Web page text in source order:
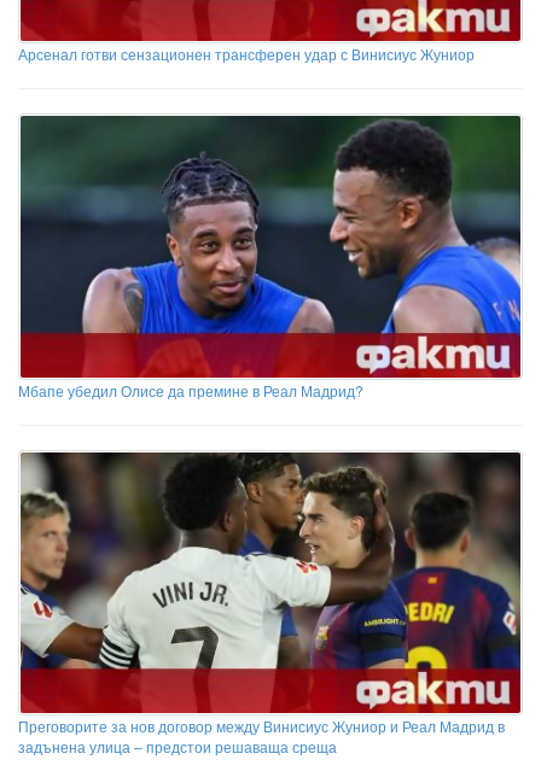
Арсенал готви сензационен трансферен удар с Винисиус Жуниор
Мбапе убедил Олисе да премине в Реал Мадрид?
Преговорите за нов договор между Винисиус Жуниор и Реал Мадрид в
задънена улица – предстои решаваща среща